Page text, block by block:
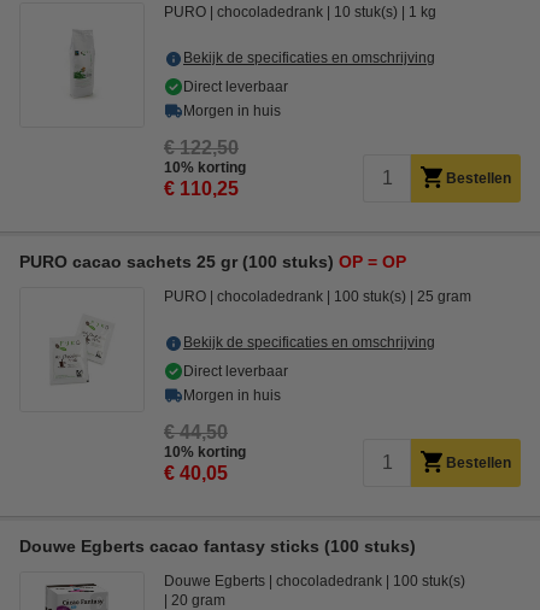
PURO chocoladedrank 10 stuk(s) 1 kg
Bekijk de specificaties en omschrijving
Direct leverbaar
Morgen in huis
€ 122,50
10% korting
€ 110,25 Bestellen
PURO cacao sachets 25 gr (100 stuks) OP = OP
PURO chocoladedrank 100 stuk(s) 25 gram
Bekijk de specificaties en omschrijving
Direct leverbaar
Morgen in huis
€ 44,50
10% korting
€ 40,05 Bestellen
Douwe Egberts cacao fantasy sticks (100 stuks)
Douwe Egberts chocoladedrank
100 stuk(s)
20 gram